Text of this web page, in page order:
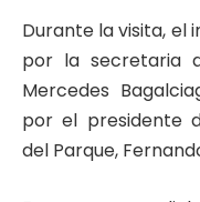
Durante la visita, el
por la secretaria
Mercedes
por el presidente
del Parque,